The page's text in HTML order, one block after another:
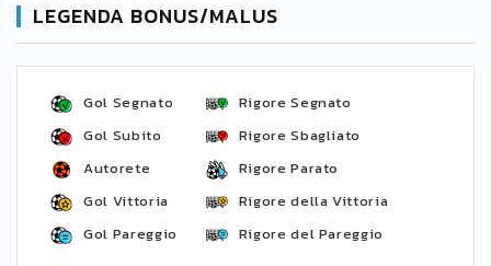
LEGENDA BONUS/MALUS
Gol Segnato
Gol Subito
Autorete
Gol Vittoria
Gol Pareggio
Rigore Segnato
Rigore Sbagliato
Rigore Parato
Rigore della Vittoria
Rigore del Pareggio